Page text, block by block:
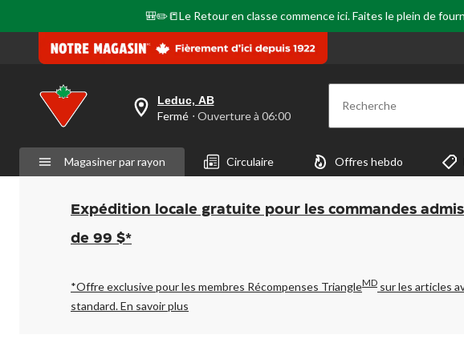
🎒✏️📒Le Retour en classe commence ici. Faites le plein de
votre
est
Leduc,
AB,
Fermé,
Ouverture
à
pour
changer
Leduc, AB
Fermé ⋅ Ouverture à 06:00 Recherche
Magasiner par rayon Circulaire Offres hebdo
Expédition locale gratuite pour les commandes
de 99 $*
*Offre exclusive pour les membres Récompenses TriangleMD sur les articles
standard.En savoir plus